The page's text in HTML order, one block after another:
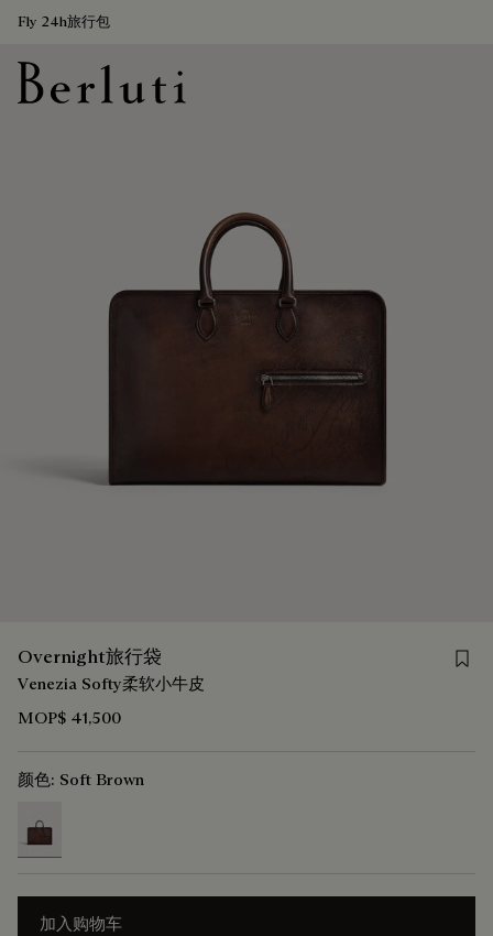
Fly 24h旅行包
Overnight旅行袋
Venezia Softy柔软小牛皮
MOP$ 41,500
颜色: Soft Brown
加入购物车